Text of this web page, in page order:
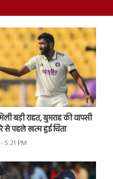
बड़ी राहत, बुमराह की वापसी
से पहले खत्म हुई चिंता
5:21 PM